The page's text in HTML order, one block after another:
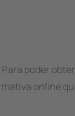
Para poder
online